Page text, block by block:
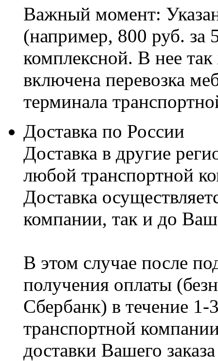
Важный момент:
(например, 800 руб. за
комплексной. В нее
включена перевозка
терминала
Доставка по России
Доставка в другие
любой транспортной
Доставка
компании, так и до
В этом случае после
получения оплаты
Сбербанк) в течение
транспортной
доставки Вашего